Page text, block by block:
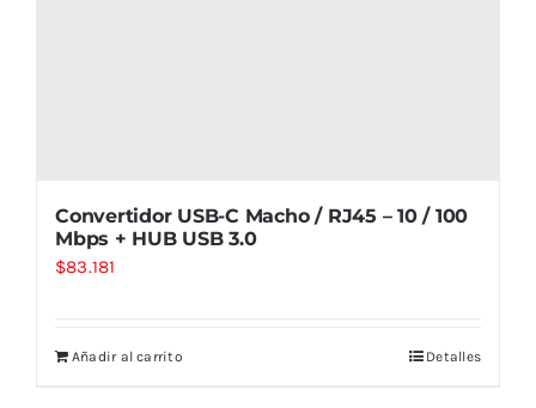
Convertidor USB-C Macho / RJ45 – 10 / 100
Mbps + HUB USB 3.0
$83.181
Añadir al carrito Detalles